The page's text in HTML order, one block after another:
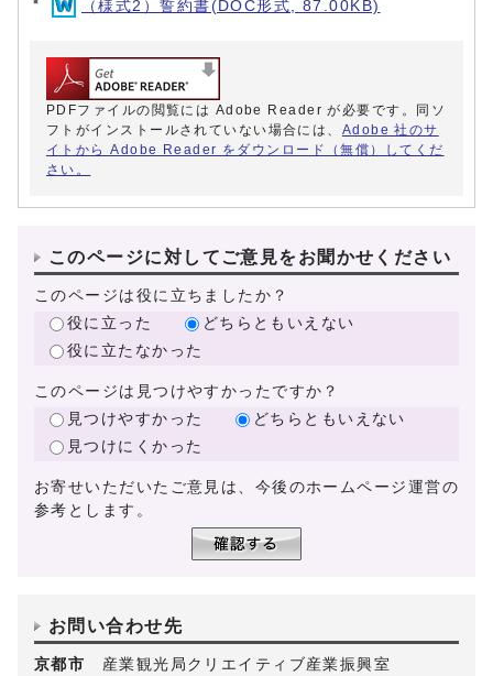
（様式2）誓約書(DOC形式, 87.00KB)
PDFファイルの閲覧には Adobe Reader が必要です。同ソ
フトがインストールされていない場合には、 Adobe 社のサ
イトから Adobe Reader をダウンロード（無償）してくだ
さい。
このページに対してご意見をお聞かせください
このページは役に立ちましたか？
役に立った
どちらともいえない
役に立たなかった
このページは見つけやすかったですか？
見つけやすかった
どちらともいえない
見つけにくかった
お寄せいただいたご意見は、今後のホームページ運営の
参考とします。
お問い合わせ先
京都市 産業観光局クリエイティブ産業振興室